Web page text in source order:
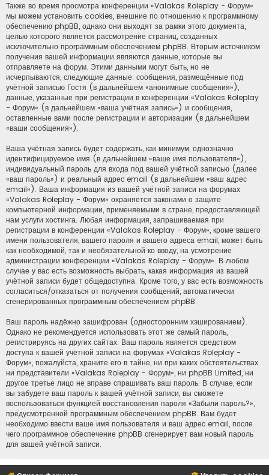
Также во время просмотра конференции «Valakas Roleplay - Форум»
мы можем установить cookies, внешние по отношению к программному
обеспечению phpBB, однако они выходят за рамки этого документа,
целью которого является рассмотрение страниц, созданных
исключительно программным обеспечением phpBB. Вторым источником
получения вашей информации являются данные, которые вы
отправляете на форум. Этими данными могут быть, но не
исчерпываются, следующие данные: сообщения, размещённые под
учётной записью Гостя (в дальнейшем «анонимные сообщения»),
данные, указанные при регистрации в конференции «Valakas Roleplay
- Форум» (в дальнейшем «ваша учётная запись») и сообщения,
оставленные вами после регистрации и авторизации (в дальнейшем
«ваши сообщения»).
Ваша учётная запись будет содержать, как минимум, однозначно
идентифицируемое имя (в дальнейшем «ваше имя пользователя»),
индивидуальный пароль для входа под вашей учётной записью (далее
«ваш пароль») и реальный адрес email (в дальнейшем «ваш адрес
email»). Ваша информация из вашей учётной записи на форумах
«Valakas Roleplay - Форум» охраняется законами о защите
компьютерной информации, применяемыми в стране, предоставляющей
нам услуги хостинга. Любая информация, запрашиваемая при
регистрации в конференции «Valakas Roleplay - Форум», кроме вашего
имени пользователя, вашего пароля и вашего адреса email, может быть
как необходимой, так и необязательной ко вводу, на усмотрение
администрации конференции «Valakas Roleplay - Форум». В любом
случае у вас есть возможность выбрать, какая информация из вашей
учётной записи будет общедоступна. Кроме того, у вас есть возможность
согласиться/отказаться от получения сообщений, автоматически
сгенерированных программным обеспечением phpBB.
Ваш пароль надёжно зашифрован (односторонним хэшированием).
Однако не рекомендуется использовать этот же самый пароль,
регистрируясь на других сайтах. Ваш пароль является средством
доступа к вашей учётной записи на форумах «Valakas Roleplay -
Форум», пожалуйста, храните его в тайне, ни при каких обстоятельствах
ни представители «Valakas Roleplay - Форум», ни phpBB Limited, ни
другое третье лицо не вправе спрашивать ваш пароль. В случае, если
вы забудете ваш пароль к вашей учётной записи, вы сможете
воспользоваться функцией восстановления пароля «Забыли пароль?»,
предусмотренной программным обеспечением phpBB. Вам будет
необходимо ввести ваше имя пользователя и ваш адрес email, после
чего программное обеспечение phpBB сгенерирует вам новый пароль
для вашей учётной записи.